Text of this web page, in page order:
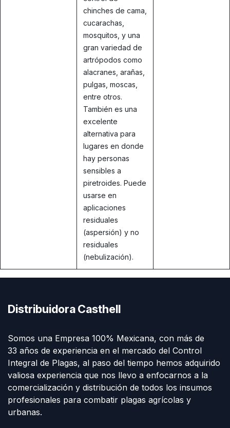
chinches de cama,
cucarachas,
mosquitos, y una
gran variedad de
artrópodos como
alacranes, arañas,
pulgas, moscas,
entre otros.
También es una
excelente
alternativa para
lugares en donde
hay personas
sensibles a
piretroides. Puede
usarse en
aplicaciones
residuales
(aspersión) y no
residuales
(nebulización).
Distribuidora Casthell
Somos una Empresa 100% Mexicana, con más de
33 años de experiencia en el mercado del Control
Integral de Plagas, al paso del tiempo hemos adquirido
valiosa experiencia que nos llevo a enfocarnos a la
comercialización y distribución de todos los insumos
profesionales para combatir plagas agrícolas y
urbanas.